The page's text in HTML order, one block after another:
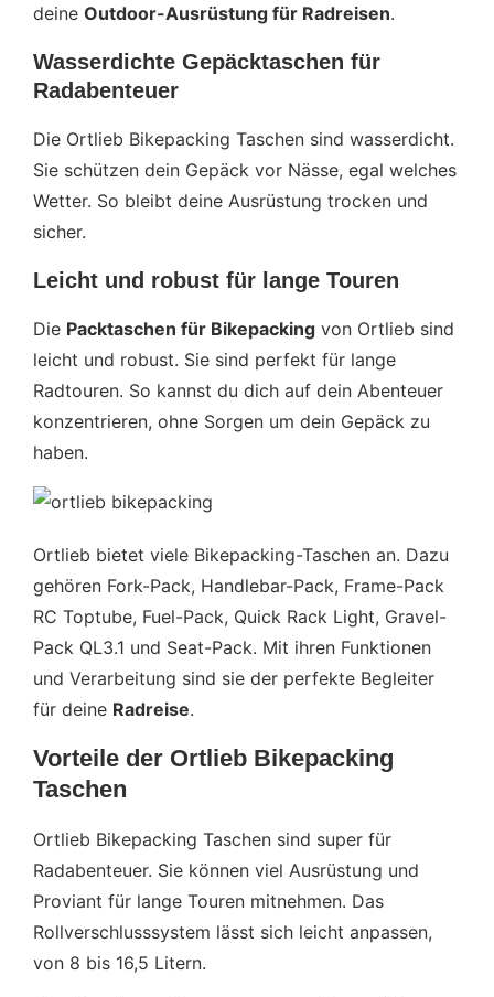
deine Outdoor-Ausrüstung für Radreisen.
Wasserdichte Gepäcktaschen für
Radabenteuer
Die Ortlieb Bikepacking Taschen sind wasserdicht.
Sie schützen dein Gepäck vor Nässe, egal welches
Wetter. So bleibt deine Ausrüstung trocken und
sicher.
Leicht und robust für lange Touren
Die Packtaschen für Bikepacking von Ortlieb sind
leicht und robust. Sie sind perfekt für lange
Radtouren. So kannst du dich auf dein Abenteuer
konzentrieren, ohne Sorgen um dein Gepäck zu
haben.
Ortlieb bietet viele Bikepacking-Taschen an. Dazu
gehören Fork-Pack, Handlebar-Pack, Frame-Pack
RC Toptube, Fuel-Pack, Quick Rack Light, Gravel-
Pack QL3.1 und Seat-Pack. Mit ihren Funktionen
und Verarbeitung sind sie der perfekte Begleiter
für deine Radreise.
Vorteile der Ortlieb Bikepacking
Taschen
Ortlieb Bikepacking Taschen sind super für
Radabenteuer. Sie können viel Ausrüstung und
Proviant für lange Touren mitnehmen. Das
Rollverschlusssystem lässt sich leicht anpassen,
von 8 bis 16,5 Litern.